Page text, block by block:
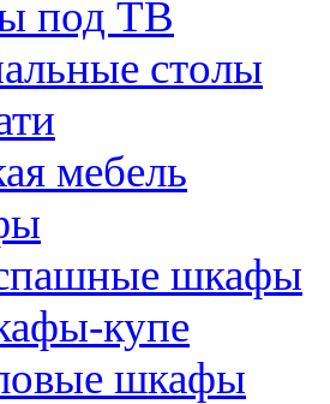
под ТВ
столы
мебель
шкафы
купе
шкафы